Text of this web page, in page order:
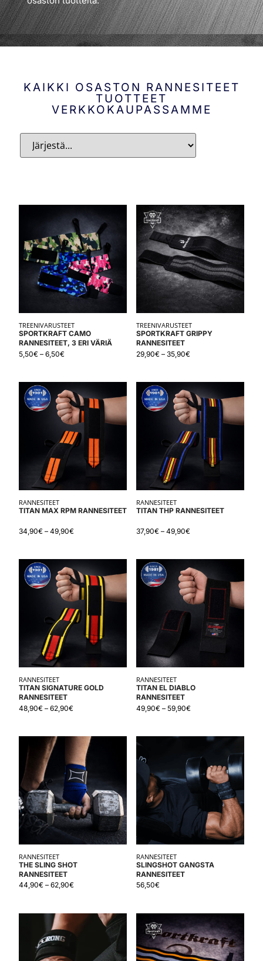
KAIKKI OSASTON RANNESITEET
TUOTTEET
VERKKOKAUPASSAMME
TREENIVARUSTEET
SPORTKRAFT CAMO
RANNESITEET, 3 ERI VÄRIÄ
5,50€ – 6,50€
TREENIVARUSTEET
SPORTKRAFT GRIPPY
RANNESITEET
29,90€ – 35,90€
RANNESITEET
TITAN MAX RPM RANNESITEET
34,90€ – 49,90€
RANNESITEET
TITAN THP RANNESITEET
37,90€ – 49,90€
RANNESITEET
TITAN SIGNATURE GOLD
RANNESITEET
48,90€ – 62,90€
RANNESITEET
TITAN EL DIABLO
RANNESITEET
49,90€ – 59,90€
RANNESITEET
THE SLING SHOT
RANNESITEET
44,90€ – 62,90€
RANNESITEET
SLINGSHOT GANGSTA
RANNESITEET
56,50€